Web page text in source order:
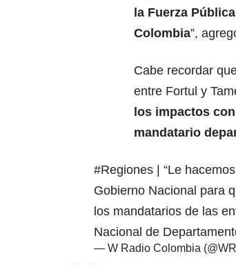
la Fuerza
Colombia”,
Cabe recordar
entre Fortul y
los impactos
mandatario
#Regiones | “Le
Gobierno Nacional para
los mandatarios de las
Nacional de
— W Radio Colombia